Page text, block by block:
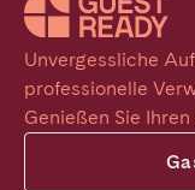
Unvergessliche
professionelle
Genießen Sie